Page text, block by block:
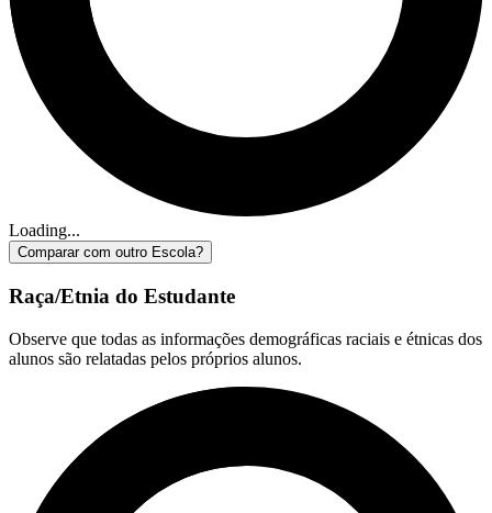
Loading...
Comparar com outro Escola?
Raça/Etnia do Estudante
Observe que todas as informações demográficas raciais e étnicas dos
alunos são relatadas pelos próprios alunos.